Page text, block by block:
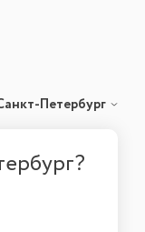
Петербург
Корзина